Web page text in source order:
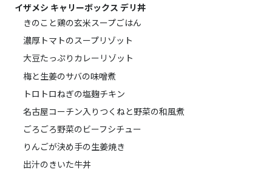
イザメシ キャリーボックス デリ丼
きのこと鶏の玄米スープごはん
濃厚トマトのスープリゾット
大豆たっぷりカレーリゾット
梅と生姜のサバの味噌煮
トロトロねぎの塩麹チキン
名古屋コーチン入りつくねと野菜の和風煮
ごろごろ野菜のビーフシチュー
りんごが決め手の生姜焼き
出汁のきいた牛丼